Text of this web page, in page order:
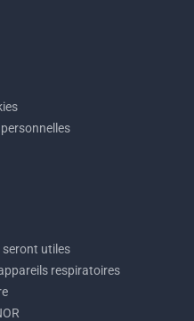
seront utiles
respiratoires